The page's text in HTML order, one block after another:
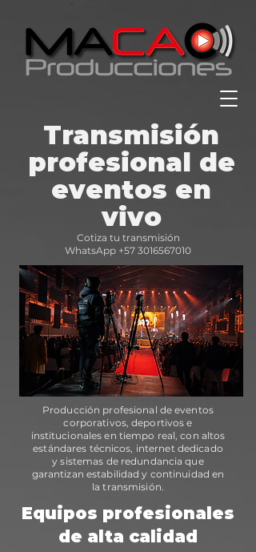
Transmisión
profesional de
eventos en
vivo
Cotiza tu transmisión
WhatsApp +57 3016567010
Producción profesional de eventos
corporativos, deportivos e
institucionales en tiempo real, con altos
estándares técnicos, internet dedicado
y sistemas de redundancia que
garantizan estabilidad y continuidad en
la transmisión.
Equipos profesionales
de alta calidad